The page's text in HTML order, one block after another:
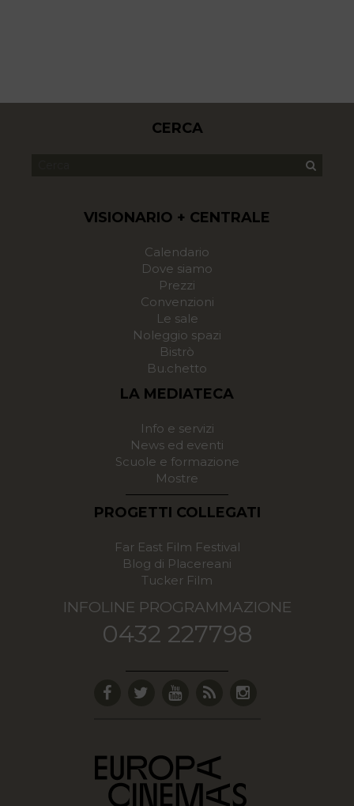
CERCA
VISIONARIO + CENTRALE
Calendario
Dove siamo
Prezzi
Convenzioni
Le sale
Noleggio spazi
Bistrò
Bu.chetto
LA MEDIATECA
Info e servizi
News ed eventi
Scuole e formazione
Mostre
PROGETTI COLLEGATI
Far East Film Festival
Blog di Placereani
Tucker Film
INFOLINE PROGRAMMAZIONE
0432 227798